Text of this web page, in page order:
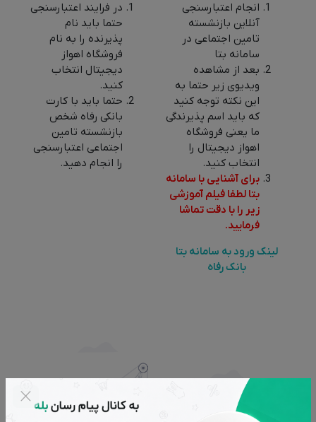
انجام اعتبارسنجی
آنلاین بازنشسته
تامین اجتماعی در
سامانه بتا
بعد از مشاهده
ویدیوی زیر حتما به
این نکته توجه کنید
که باید اسم پذیرندگی
ما یعنی فروشگاه
اهواز دیجیتال را
انتخاب کنید.
برای آشنایی با سامانه
بتا لطفا فیلم آموزشی
زیر را با دقت تماشا
فرمایید.
لینک ورود به سامانه بتا
بانک رفاه
در فرایند اعتبارسنجی
حتما باید نام
پذیرنده را به نام
فروشگاه اهواز
دیجیتال انتخاب
کنید.
حتما باید با کارت
بانکی رفاه شخص
بازنشسته تامین
اجتماعی اعتبارسنجی
را انجام دهید.